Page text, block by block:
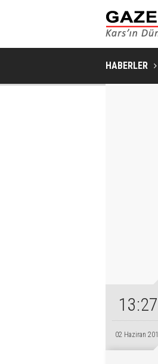
HABERLER
13:27
02 Haziran